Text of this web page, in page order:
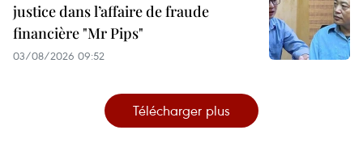
justice dans l’affaire de fraude
financière "Mr Pips"
03/08/2026 09:52
Télécharger plus